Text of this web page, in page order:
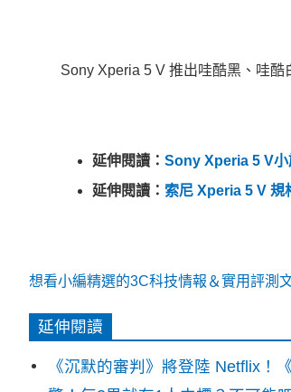
Sony Xperia 5 V 推出哇酷黑、哇酷
延伸閱讀： Sony Xperia 5 V小
延伸閱讀： 索尼 Xperia 5 V 規
想看小編精選的3C科技情報＆實用評測
延伸閱讀
《沉默的審判》將登陸 Netflix！